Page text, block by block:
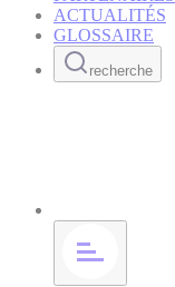
ACTUALITÉS
GLOSSAIRE
recherche